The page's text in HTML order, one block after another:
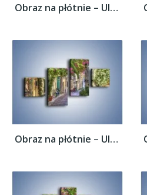
Obraz na płótnie – Uliczka w historycznej...
Obraz na płótnie – Uliczka w historycznej...